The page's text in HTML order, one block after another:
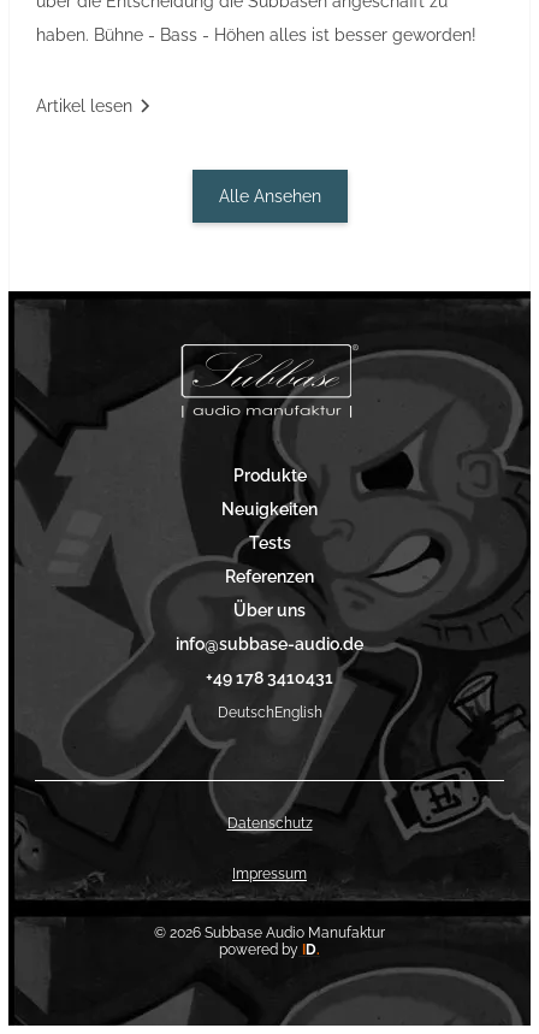
haben. Bühne - Bass - Höhen alles ist besser geworden!
Artikel lesen
Alle Ansehen
Produkte
Neuigkeiten
Tests
Referenzen
Über uns
info@subbase-audio.de
+49 178 3410431
DeutschEnglish
© 2026 Subbase Audio Manufaktur
powered by ID.
Datenschutz
Impressum